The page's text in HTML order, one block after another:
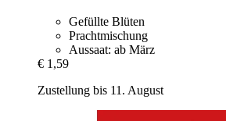
Gefüllte Blüten
Prachtmischung
Aussaat: ab März
€ 1,59
Zustellung bis 11. August